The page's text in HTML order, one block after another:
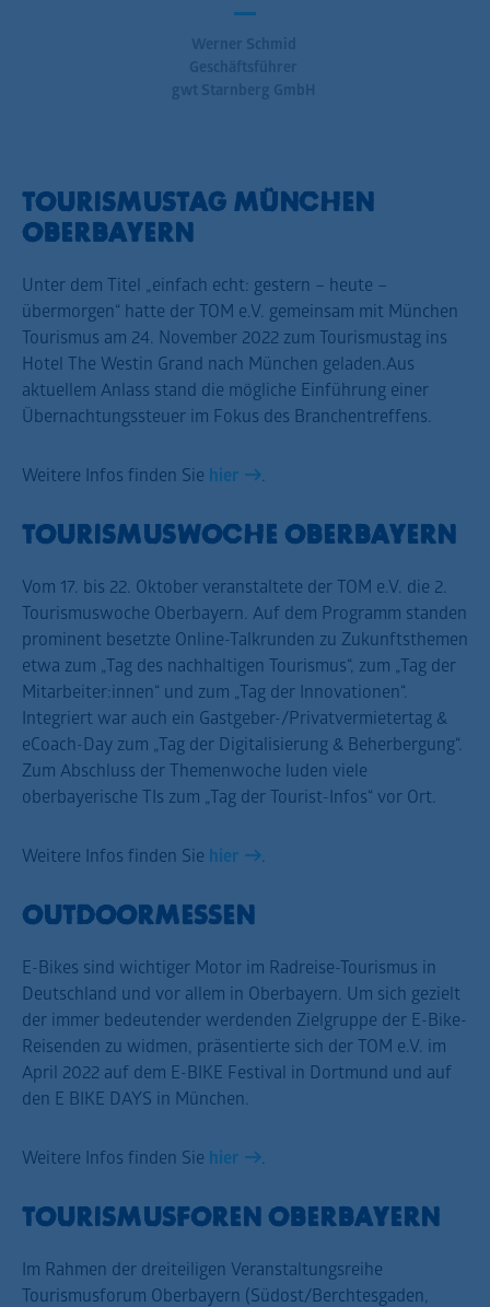
TOURISMUSTAG MÜNCHEN
OBERBAYERN
Unter dem Titel „einfach echt: gestern – heute –
übermorgen“ hatte der TOM e.V. gemeinsam mit München
Tourismus am 24. November 2022 zum Tourismustag ins
Hotel The Westin Grand nach München geladen.Aus
aktuellem Anlass stand die mögliche Einführung einer
Übernachtungssteuer im Fokus des Branchentreffens.
Weitere Infos finden Sie hier
TOURISMUSWOCHE OBERBAYERN
Vom 17. bis 22. Oktober veranstaltete der TOM e.V. die 2.
Tourismuswoche Oberbayern. Auf dem Programm standen
prominent besetzte Online-Talkrunden zu Zukunftsthemen
etwa zum „Tag des nachhaltigen Tourismus“, zum „Tag der
Mitarbeiter:innen“ und zum „Tag der Innovationen“.
Integriert war auch ein Gastgeber-/Privatvermietertag &
eCoach-Day zum „Tag der Digitalisierung & Beherbergung“.
Zum Abschluss der Themenwoche luden viele
oberbayerische TIs zum „Tag der Tourist-Infos“ vor Ort.
Weitere Infos finden Sie hier
OUTDOORMESSEN
E-Bikes sind wichtiger Motor im Radreise-Tourismus in
Deutschland und vor allem in Oberbayern. Um sich gezielt
der immer bedeutender werdenden Zielgruppe der E-Bike-
Reisenden zu widmen, präsentierte sich der TOM e.V. im
April 2022 auf dem E-BIKE Festival in Dortmund und auf
den E BIKE DAYS in München.
Weitere Infos finden Sie hier
TOURISMUSFOREN OBERBAYERN
Im Rahmen der dreiteiligen Veranstaltungsreihe
Tourismusforum Oberbayern (Südost/Berchtesgaden,